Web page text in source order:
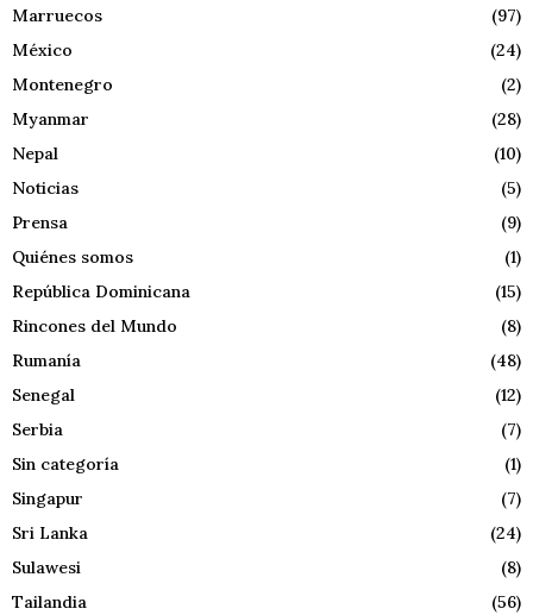
Marruecos
(97)
México
(24)
Montenegro
(2)
Myanmar
(28)
Nepal
(10)
Noticias
(5)
Prensa
(9)
Quiénes somos
(1)
República Dominicana
(15)
Rincones del Mundo
(8)
Rumanía
(48)
Senegal
(12)
Serbia
(7)
Sin categoría
(1)
Singapur
(7)
Sri Lanka
(24)
Sulawesi
(8)
Tailandia
(56)